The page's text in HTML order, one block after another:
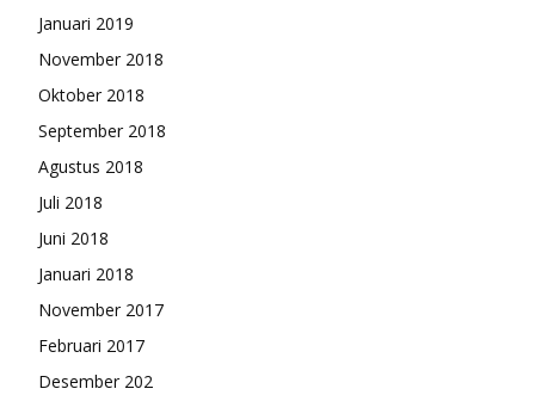
Januari 2019
November 2018
Oktober 2018
September 2018
Agustus 2018
Juli 2018
Juni 2018
Januari 2018
November 2017
Februari 2017
Desember 202